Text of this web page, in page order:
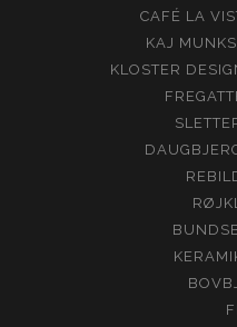
CAFÉ LA
KAJ
KLOSTER